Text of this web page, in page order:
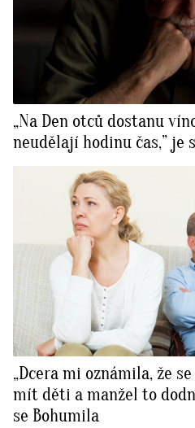
„Na Den otců dostanu
neudělají hodinu čas,” je
„Dcera mi oznámila, že
mít děti a manžel to
se Bohumila